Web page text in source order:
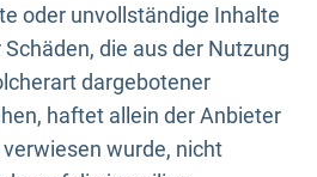
oder unvollständige Inhalte
die aus der Nutzung
dargebotener
haftet allein der Anbieter
wurde, nicht